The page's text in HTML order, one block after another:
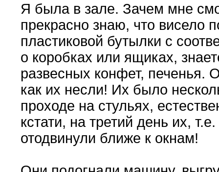
Я была в зале. Зачем мне
прекрасно знаю, что висело
пластиковой бутылки с
о коробках или ящиках,
развесных конфет, печенья.
как их несли! Их было
проходе на стульях,
кстати, на третий день их,
отодвинули ближе к окнам!